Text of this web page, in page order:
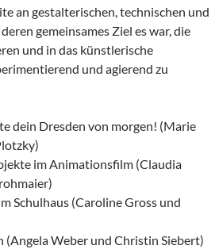
an gestalterischen, technischen und
gemeinsames Ziel es war, die
und in das künstlerische
und agierend zu
dein Dresden von morgen! (Marie
im Animationsfilm (Claudia
Schulhaus (Caroline Gross und
(Angela Weber und Christin Siebert)